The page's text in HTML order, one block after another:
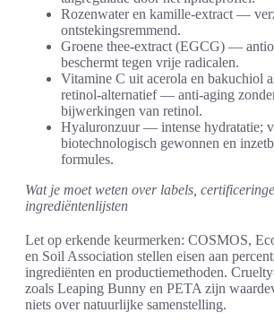
Rozenwater en kamille-extract —
ontstekingsremmend.
Groene thee-extract (EGCG) —
beschermt tegen vrije radicalen.
Vitamine C uit acerola en bakuchiol
retinol-alternatief — anti-aging
bijwerkingen van retinol.
Hyaluronzuur — intense hydratatie;
biotechnologisch gewonnen en
formules.
Wat je moet weten over labels,
ingrediëntenlijsten
Let op erkende keurmerken: COSMOS,
en Soil Association stellen eisen aan
ingrediënten en productiemethoden.
zoals Leaping Bunny en PETA zijn
niets over natuurlijke samenstelling.